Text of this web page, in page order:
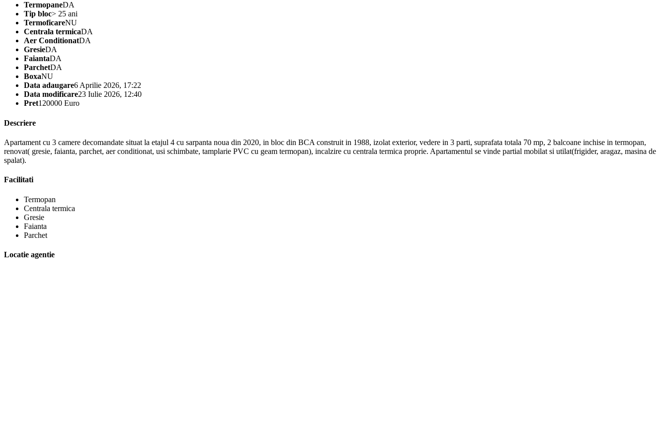
TermopaneDA
Tip bloc> 25 ani
TermoficareNU
Centrala termicaDA
Aer ConditionatDA
GresieDA
FaiantaDA
ParchetDA
BoxaNU
Data adaugare6 Aprilie 2026, 17:22
Data modificare23 Iulie 2026, 12:40
Pret120000 Euro
Descriere
Apartament cu 3 camere decomandate situat la etajul 4 cu sarpanta noua din 2020, in bloc din BCA construit in 1988, izolat exterior, vedere in 3 parti, suprafata totala 70 mp, 2 balcoane inchise in termopan,
renovat( gresie, faianta, parchet, aer conditionat, usi schimbate, tamplarie PVC cu geam termopan), incalzire cu centrala termica proprie. Apartamentul se vinde partial mobilat si utilat(frigider, aragaz, masina de
spalat).
Facilitati
Termopan
Centrala termica
Gresie
Faianta
Parchet
Locatie agentie